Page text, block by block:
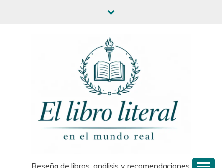
Reseña de libros, análisis y recomendaciones